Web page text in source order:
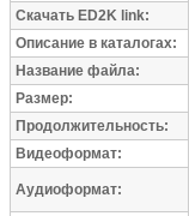
Скачать ED2K link:
Описание в каталогах:
Название файла:
Размер:
Продолжительность:
Видеоформат:
Аудиоформат: